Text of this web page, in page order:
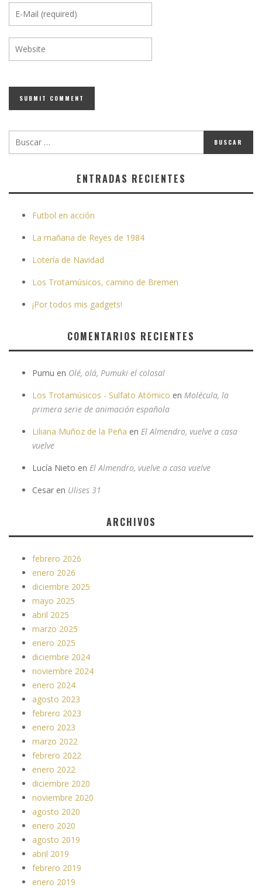
ENTRADAS RECIENTES
Futbol en acción
La mañana de Reyes de 1984
Lotería de Navidad
Los Trotamúsicos, camino de Bremen
¡Por todos mis gadgets!
COMENTARIOS RECIENTES
Pumu en Olé, olá, Pumuki el colosal
Los Trotamúsicos - Sulfato Atómico en Molécula, la
primera serie de animación española
Liliana Muñoz de la Peña en El Almendro, vuelve a casa
vuelve
Lucía Nieto en El Almendro, vuelve a casa vuelve
Cesar en Ulises 31
ARCHIVOS
febrero 2026
enero 2026
diciembre 2025
mayo 2025
abril 2025
marzo 2025
enero 2025
diciembre 2024
noviembre 2024
enero 2024
agosto 2023
febrero 2023
enero 2023
marzo 2022
febrero 2022
enero 2022
diciembre 2020
noviembre 2020
agosto 2020
enero 2020
agosto 2019
abril 2019
febrero 2019
enero 2019